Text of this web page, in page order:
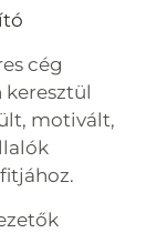
cég
motivált,